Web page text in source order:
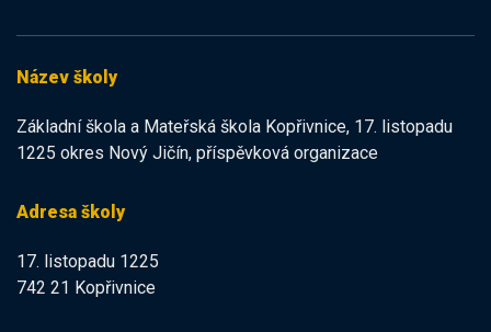
Název školy
Základní škola a Mateřská škola Kopřivnice, 17. listopadu
1225 okres Nový Jičín, příspěvková organizace
Adresa školy
17. listopadu 1225
742 21 Kopřivnice